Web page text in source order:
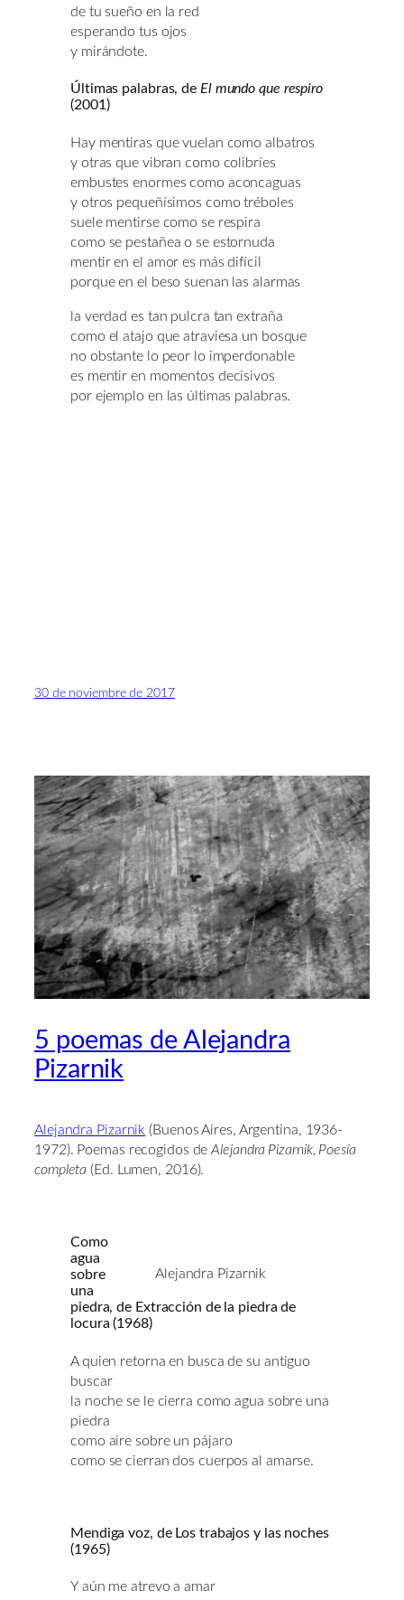
de tu sueño en la red
esperando tus ojos
y mirándote.
Últimas palabras, de El mundo que respiro
(2001)
Hay mentiras que vuelan como albatros
y otras que vibran como colibríes
embustes enormes como aconcaguas
y otros pequeñísimos como tréboles
suele mentirse como se respira
como se pestañea o se estornuda
mentir en el amor es más difícil
porque en el beso suenan las alarmas
la verdad es tan pulcra tan extraña
como el atajo que atraviesa un bosque
no obstante lo peor lo imperdonable
es mentir en momentos decisivos
por ejemplo en las últimas palabras.
30 de noviembre de 2017
5 poemas de Alejandra
Pizarnik
Alejandra Pizarnik (Buenos Aires, Argentina, 1936-
1972). Poemas recogidos deAlejandra Pizarnik, Poesía
completa (Ed. Lumen, 2016).
Alejandra Pizarnik
Como
agua
sobre
una
piedra, de Extracción de la piedra de
locura (1968)
A quien retorna en busca de su antiguo
buscar
la noche se le cierra como agua sobre una
piedra
como aire sobre un pájaro
como se cierran dos cuerpos al amarse.
Mendiga voz, de Los trabajos y las noches
(1965)
Y aún me atrevo a amar